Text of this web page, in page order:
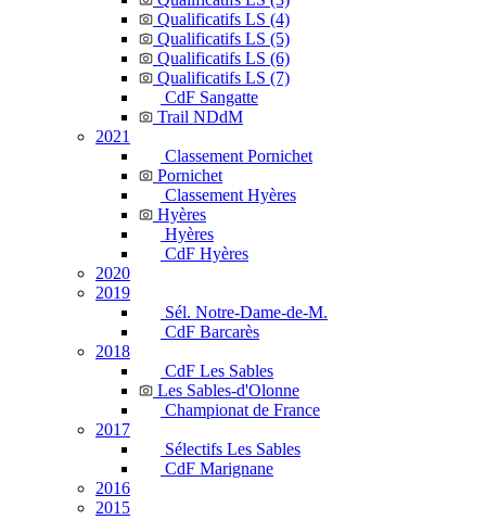
Qualificatifs LS (4)
Qualificatifs LS (5)
Qualificatifs LS (6)
Qualificatifs LS (7)
CdF Sangatte
Trail NDdM
2021
Classement Pornichet
Pornichet
Classement Hyères
Hyères
Hyères
CdF Hyères
2020
2019
Sél. Notre-Dame-de-M.
CdF Barcarès
2018
CdF Les Sables
Les Sables-d'Olonne
Championat de France
2017
Sélectifs Les Sables
CdF Marignane
2016
2015